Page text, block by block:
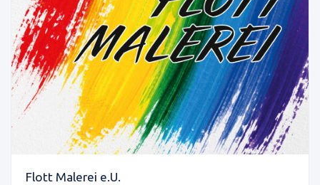
Flott Malerei e.U.